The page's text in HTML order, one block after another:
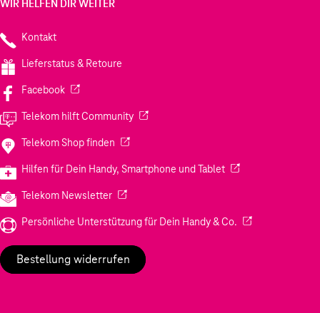
WIR HELFEN DIR WEITER
Kontakt
Lieferstatus & Retoure
Facebook(Wird in einem neuen Tab geöffnet)
Telekom hilft Community(Wird in einem neuen Tab geöffnet)
Telekom Shop finden (Wird in einem neuen Tab geöffnet)
Hilfen für Dein Handy, Smartphone und Tablet(Wird in einem
Telekom Newsletter(Wird in einem neuen Tab geöffnet)
Persönliche Unterstützung für Dein Handy & Co. (Wird in einem
Bestellung widerrufen